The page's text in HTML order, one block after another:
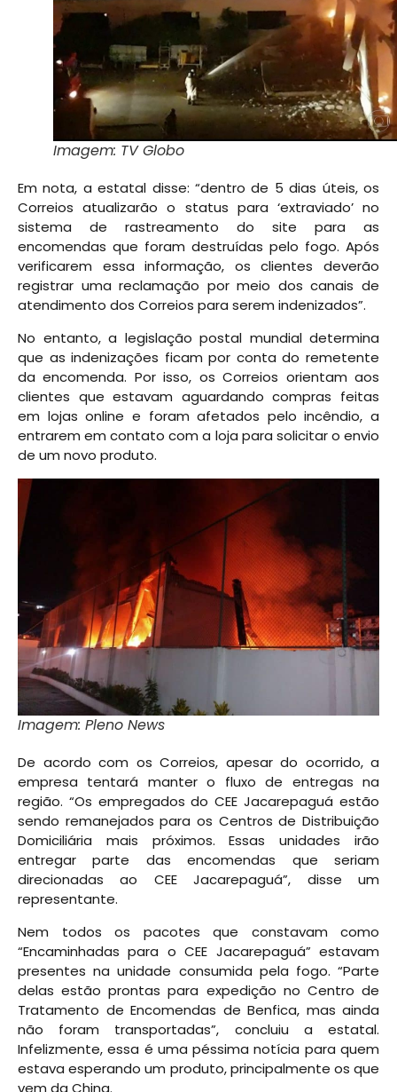
Imagem: TV Globo
Em nota, a estatal disse: “dentro de 5 dias úteis, os
Correios atualizarão o status para ‘extraviado’ no
sistema de rastreamento do site para as
encomendas que foram destruídas pelo fogo. Após
verificarem essa informação, os clientes deverão
registrar uma reclamação por meio dos canais de
atendimento dos Correios para serem indenizados”.
No entanto, a legislação postal mundial determina
que as indenizações ficam por conta do remetente
da encomenda. Por isso, os Correios orientam aos
clientes que estavam aguardando compras feitas
em lojas online e foram afetados pelo incêndio, a
entrarem em contato com a loja para solicitar o envio
de um novo produto.
Imagem: Pleno News
De acordo com os Correios, apesar do ocorrido, a
empresa tentará manter o fluxo de entregas na
região. “Os empregados do CEE Jacarepaguá estão
sendo remanejados para os Centros de Distribuição
Domiciliária mais próximos. Essas unidades irão
entregar parte das encomendas que seriam
direcionadas ao CEE Jacarepaguá”, disse um
representante.
Nem todos os pacotes que constavam como
“Encaminhadas para o CEE Jacarepaguá” estavam
presentes na unidade consumida pela fogo. “Parte
delas estão prontas para expedição no Centro de
Tratamento de Encomendas de Benfica, mas ainda
não foram transportadas”, concluiu a estatal.
Infelizmente, essa é uma péssima notícia para quem
estava esperando um produto, principalmente os que
vem da China.